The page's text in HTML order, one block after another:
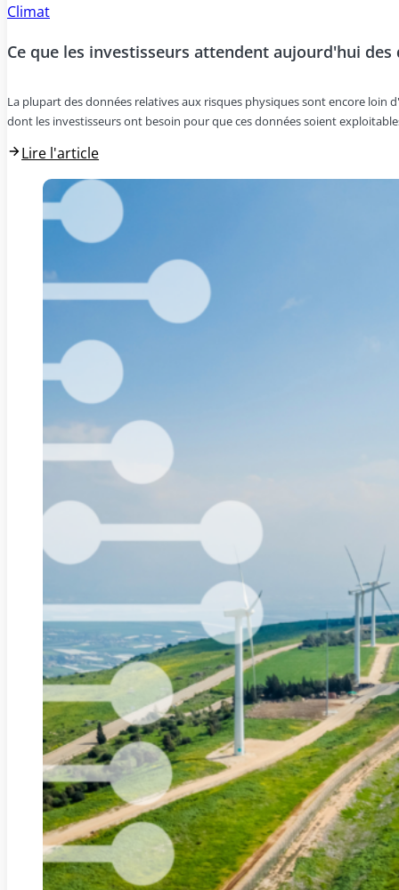
Climat
Ce que les investisseurs attendent aujourd'hui
La plupart des données relatives aux risques physiques sont encore loin
dont les investisseurs ont besoin pour que ces données soient
Lire l'article